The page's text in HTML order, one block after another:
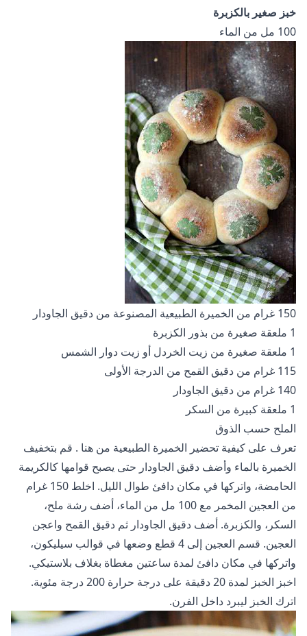
خبز صغير بالكزبرة
100 مل من الماء
150 غرام من الخميرة الطبيعية المصنوعة من دقيق الجاودار
1 ملعقة صغيرة من بذور الكزبرة
1 ملعقة صغيرة من زيت الخردل أو زيت دوار الشمس
115 غرام من دقيق القمح من الدرجة الأولى
140 غرام من دقيق الجاودار
1 ملعقة كبيرة من السكر
الملح حسب الذوق
تعرف على كيفية تحضير الخميرة الطبيعية من هنا . قم بتخفيف
الخميرة بالماء وأضف دقيق الجاودار حتى يصبح قوامها كالكريمة
الحامضة، واتركها في مكان دافئ طوال الليل. اخلط 150 غرام
من العجين المخمر مع 100 مل من الماء، أضف رشة ملح،
السكر، والكزبرة. أضف دقيق الجاودار ثم دقيق القمح واعجن
العجين. قسم العجين إلى 4 قطع وضعها في قوالب سيليكون،
واتركها في مكان دافئ لمدة ساعتين مغطاة بغلاف بلاستيكي.
اخبز الخبز لمدة 20 دقيقة على درجة حرارة 200 درجة مئوية.
اترك الخبز ليبرد داخل الفرن.